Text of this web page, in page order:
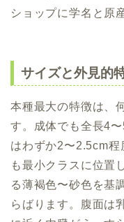
ショップに学名と原
サイズと外見的
本種最大の特徴は、
す。成体でも全長4
はわずか2〜2.5cm
も最小クラスに位置
る薄褐色〜砂色を基
らばります。腹面は